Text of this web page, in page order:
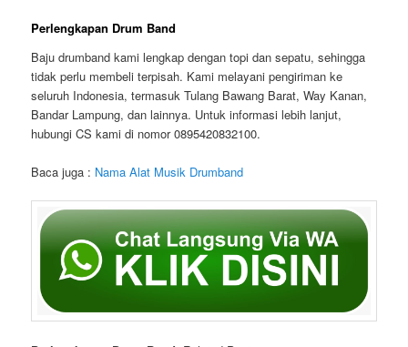
Perlengkapan Drum Band
Baju drumband kami lengkap dengan topi dan sepatu, sehingga
tidak perlu membeli terpisah. Kami melayani pengiriman ke
seluruh Indonesia, termasuk Tulang Bawang Barat, Way Kanan,
Bandar Lampung, dan lainnya. Untuk informasi lebih lanjut,
hubungi CS kami di nomor 0895420832100.
Baca juga : Nama Alat Musik Drumband